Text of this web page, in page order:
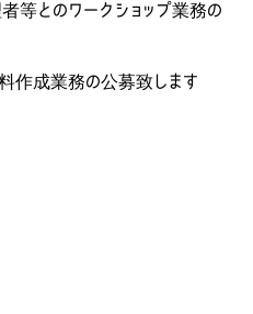
等とのワークショップ業務の
作成業務の公募致します